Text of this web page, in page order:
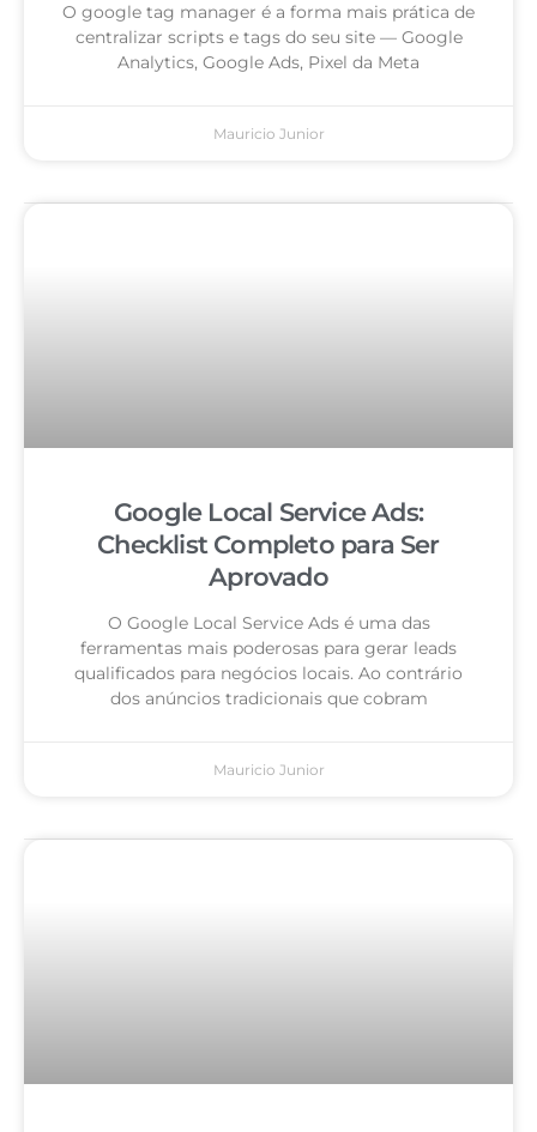
O google tag manager é a forma mais prática de
centralizar scripts e tags do seu site — Google
Analytics, Google Ads, Pixel da Meta
Mauricio Junior
Google Local Service Ads:
Checklist Completo para Ser
Aprovado
O Google Local Service Ads é uma das
ferramentas mais poderosas para gerar leads
qualificados para negócios locais. Ao contrário
dos anúncios tradicionais que cobram
Mauricio Junior